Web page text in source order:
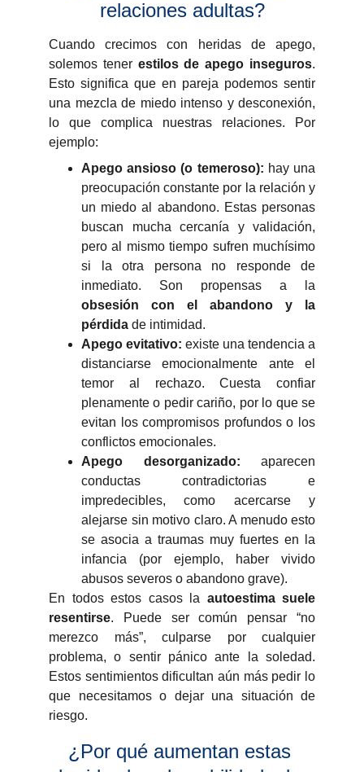
relaciones adultas?
Cuando crecimos con heridas de apego,
solemos tener estilos de apego inseguros.
Esto significa que en pareja podemos sentir
una mezcla de miedo intenso y desconexión,
lo que complica nuestras relaciones. Por
ejemplo:
Apego ansioso (o temeroso): hay una
preocupación constante por la relación y
un miedo al abandono. Estas personas
buscan mucha cercanía y validación,
pero al mismo tiempo sufren muchísimo
si la otra persona no responde de
inmediato. Son propensas a la
obsesión con el abandono y la
pérdida de intimidad.
Apego evitativo: existe una tendencia a
distanciarse emocionalmente ante el
temor al rechazo. Cuesta confiar
plenamente o pedir cariño, por lo que se
evitan los compromisos profundos o los
conflictos emocionales.
Apego desorganizado: aparecen
conductas contradictorias e
impredecibles, como acercarse y
alejarse sin motivo claro. A menudo esto
se asocia a traumas muy fuertes en la
infancia (por ejemplo, haber vivido
abusos severos o abandono grave).
En todos estos casos la autoestima suele
resentirse. Puede ser común pensar “no
merezco más”, culparse por cualquier
problema, o sentir pánico ante la soledad.
Estos sentimientos dificultan aún más pedir lo
que necesitamos o dejar una situación de
riesgo.
¿Por qué aumentan estas